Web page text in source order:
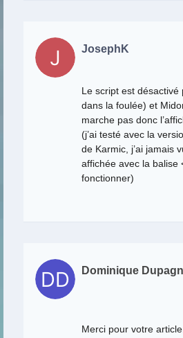
JosephK
Le script est
dans la foulée) et
marche pas donc
(j’ai testé avec la
de Karmic, j’ai jamais
affichée avec la balise
fonctionner)
Dominique
Merci pour votre